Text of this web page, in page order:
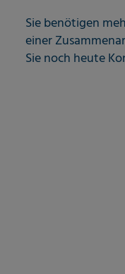
Sie benötigen
einer
Sie noch heute